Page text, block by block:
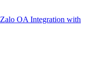
Zalo OA Integration with